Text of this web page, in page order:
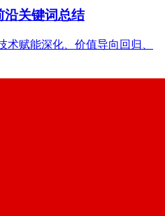
沿关键词总结
术赋能深化、价值导向回归、